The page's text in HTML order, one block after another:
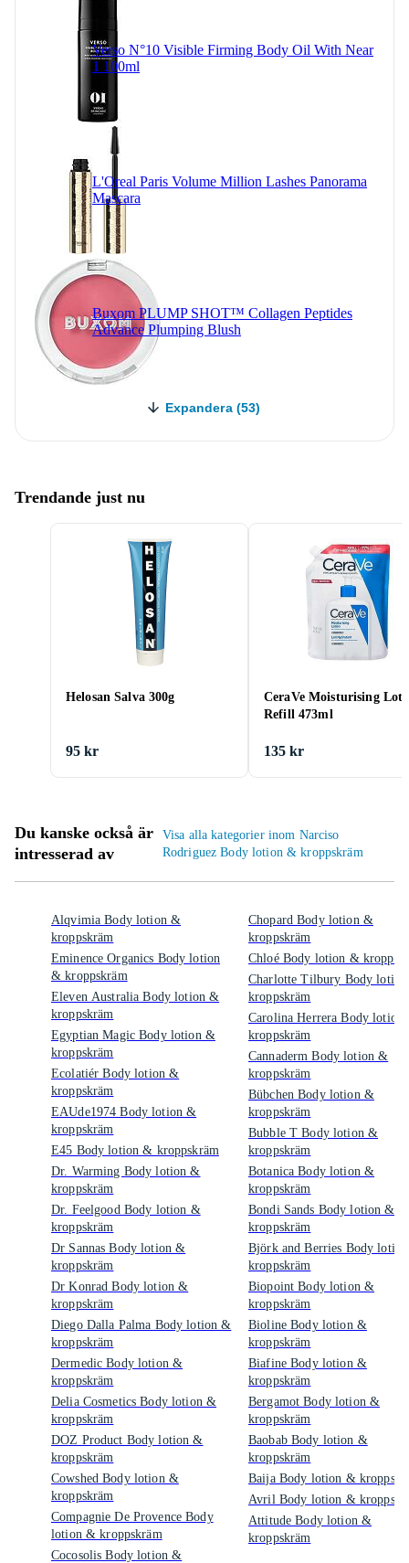
Verso N°10 Visible Firming Body Oil With Near
1 100ml
L'Oreal Paris Volume Million Lashes Panorama
Mascara
Buxom PLUMP SHOT™ Collagen Peptides
Advance Plumping Blush
Expandera (53)
Trendande just nu
Helosan Salva 300g
95 kr
CeraVe Moisturising
Refill 473ml
135 kr
Du kanske också är
intresserad av
Visa alla kategorier inom Narciso
Rodriguez Body lotion & kroppskräm
Alqvimia Body lotion &
kroppskräm
Eminence Organics Body lotion
& kroppskräm
Eleven Australia Body lotion &
kroppskräm
Egyptian Magic Body lotion &
kroppskräm
Ecolatiér Body lotion &
kroppskräm
EAUde1974 Body lotion &
kroppskräm
E45 Body lotion & kroppskräm
Dr. Warming Body lotion &
kroppskräm
Dr. Feelgood Body lotion &
kroppskräm
Dr Sannas Body lotion &
kroppskräm
Dr Konrad Body lotion &
kroppskräm
Diego Dalla Palma Body lotion &
kroppskräm
Dermedic Body lotion &
kroppskräm
Delia Cosmetics Body lotion &
kroppskräm
DOZ Product Body lotion &
kroppskräm
Cowshed Body lotion &
kroppskräm
Compagnie De Provence Body
lotion & kroppskräm
Cocosolis Body lotion &
Chopard Body lotion &
kroppskräm
Chloé Body lotion &
Charlotte Tilbury Body
kroppskräm
Carolina Herrera Body lotion
kroppskräm
Cannaderm Body lotion &
kroppskräm
Bübchen Body lotion &
kroppskräm
Bubble T Body lotion &
kroppskräm
Botanica Body lotion &
kroppskräm
Bondi Sands Body lotion &
kroppskräm
Björk and Berries Body
kroppskräm
Biopoint Body lotion &
kroppskräm
Bioline Body lotion &
kroppskräm
Biafine Body lotion &
kroppskräm
Bergamot Body lotion &
kroppskräm
Baobab Body lotion &
kroppskräm
Baija Body lotion &
Avril Body lotion &
Attitude Body lotion &
kroppskräm